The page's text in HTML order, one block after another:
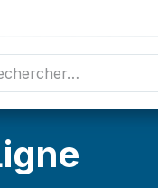
Contact